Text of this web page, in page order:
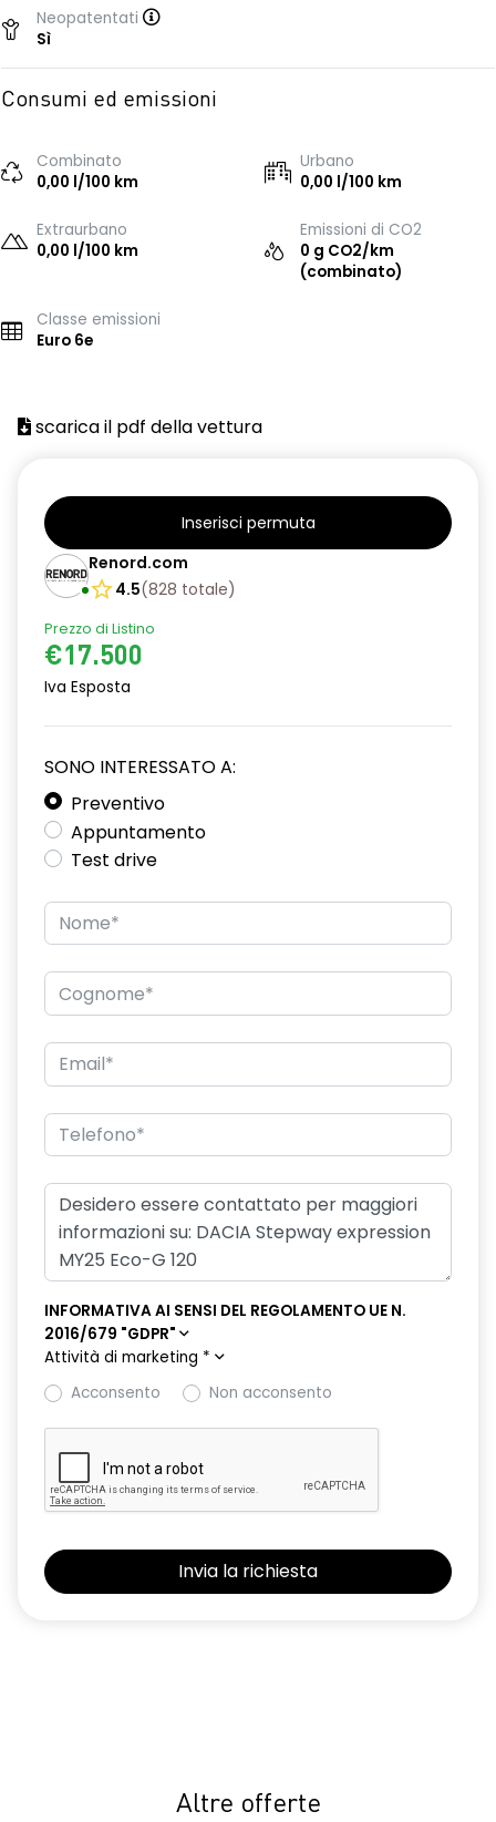
Neopatentati
Sì
Consumi ed emissioni
Combinato
0,00 l/100 km
Urbano
0,00 l/100 km
Extraurbano
0,00 l/100 km
Emissioni di CO2
0 g CO2/km
(combinato)
Classe emissioni
Euro 6e
scarica il pdf della vettura
Inserisci permuta
Renord.com
4.5(828 totale)
Prezzo di Listino
€17.500
Iva Esposta
SONO INTERESSATO A:
Preventivo
Appuntamento
Test drive
INFORMATIVA AI SENSI DEL REGOLAMENTO UE N.
2016/679 "GDPR"
Attività di marketing *
Acconsento
Non acconsento
Altre offerte